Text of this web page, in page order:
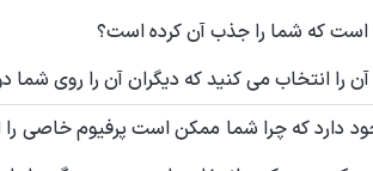
است که شما را جذب آن کرده است؟
آن را انتخاب می کنید که دیگران آن را روی شما
دارد که چرا شما ممکن است پرفیوم خاصی